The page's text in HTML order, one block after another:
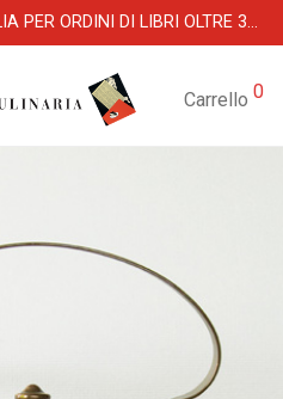
SPEDIZIONI GRATUITE IN ITALIA PER ORDINI DI LIBRI OLTRE 39 €
Carrello 0